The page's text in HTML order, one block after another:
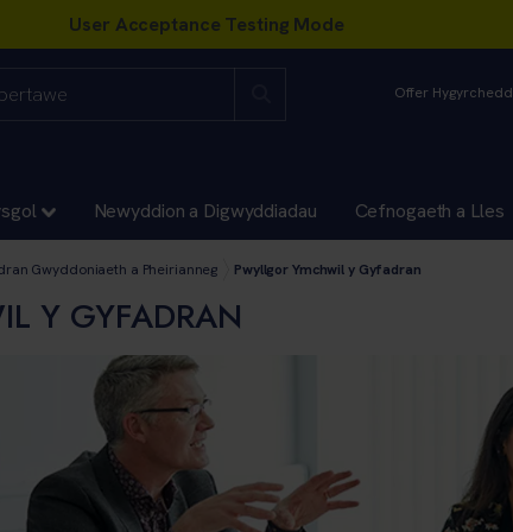
Offer Hygyrchedd
Newyddion a Digwyddiadau Cefnogaeth a Lles
a Pheirianneg
Gwyddoniaeth a Pheirianneg Pwyllgor Ymchwil y Gyfadran
Y GYFADRAN